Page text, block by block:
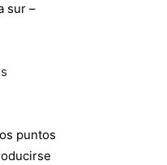
sur –
puntos